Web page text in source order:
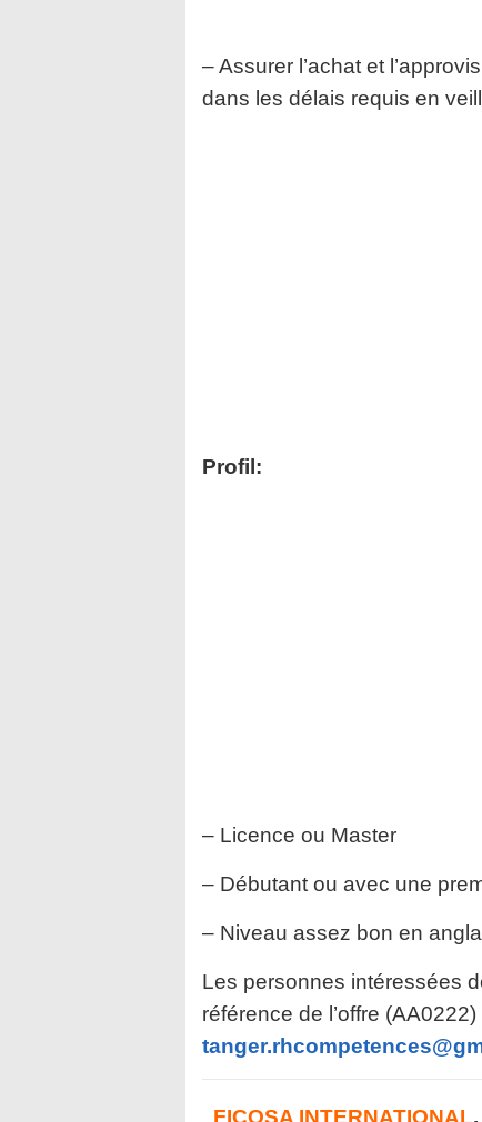
– Assurer l’achat et
dans les délais requis en
Profil:
– Licence ou Master
– Débutant ou avec une
– Niveau assez bon en
Les personnes intéressées
référence de l’offre
FICOSA INTERNATIONAL